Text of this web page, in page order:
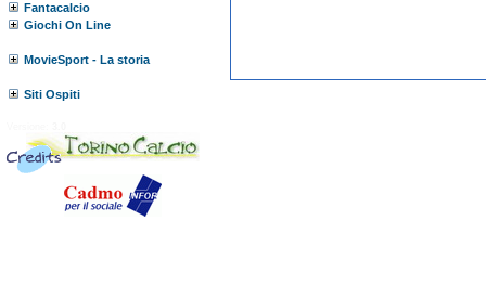
Fantacalcio
Giochi On Line
MovieSport - La storia
Siti Ospiti